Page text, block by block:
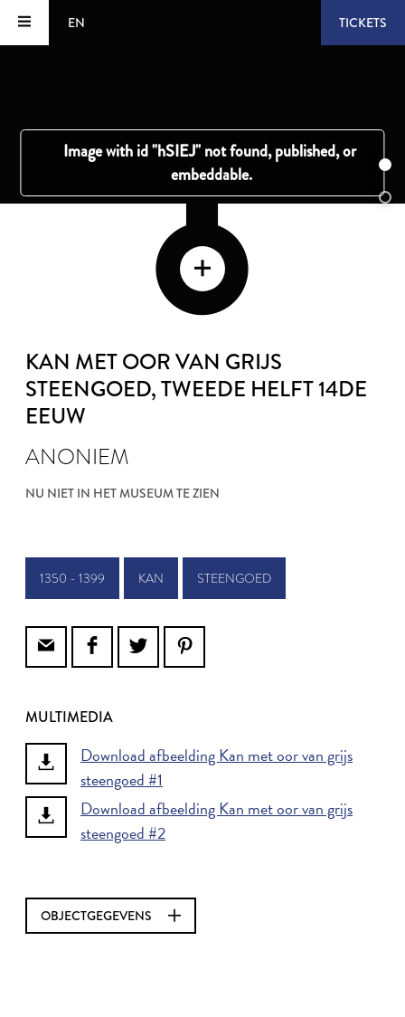
EN TICKETS
KAN MET OOR VAN GRIJS
STEENGOED, TWEEDE HELFT 14DE
EEUW
ANONIEM
NU NIET IN HET MUSEUM TE ZIEN
1350 - 1399 KAN STEENGOED
MULTIMEDIA
Download afbeelding Kan met oor van grijs
steengoed #1
Download afbeelding Kan met oor van grijs
steengoed #2
OBJECTGEGEVENS